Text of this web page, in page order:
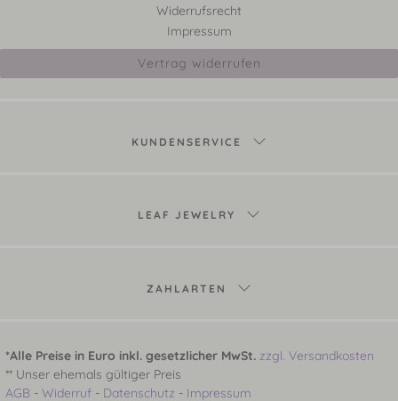
Widerrufsrecht
Impressum
Vertrag widerrufen
KUNDENSERVICE
LEAF JEWELRY
ZAHLARTEN
*Alle Preise in Euro inkl. gesetzlicher MwSt. zzgl. Versandkosten
** Unser ehemals gültiger Preis
AGB - Widerruf - Datenschutz - Impressum